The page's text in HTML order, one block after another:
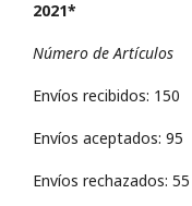
2021*
Número de Artículos
Envíos recibidos: 150
Envíos aceptados: 95
Envíos rechazados: 55